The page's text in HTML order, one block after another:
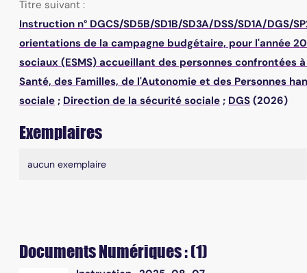
Titre suivant :
Instruction n° DGCS/SD5B/SD1B/SD3A/DSS/SD1A/
orientations de la campagne budgétaire, pour l'année
sociaux (ESMS) accueillant des personnes confrontées
Santé, des Familles, de l'Autonomie et des Personnes
sociale ; Direction de la sécurité sociale ; DGS (2026)
Exemplaires
aucun exemplaire
Documents Numériques : (1)